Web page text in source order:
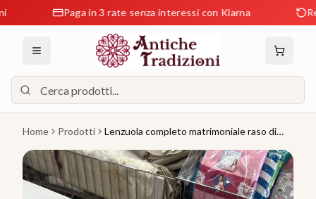
Paga in 3 rate senza interessi con Klarna Reso
Home Prodotti
Lenzuola completo matrimoniale raso di